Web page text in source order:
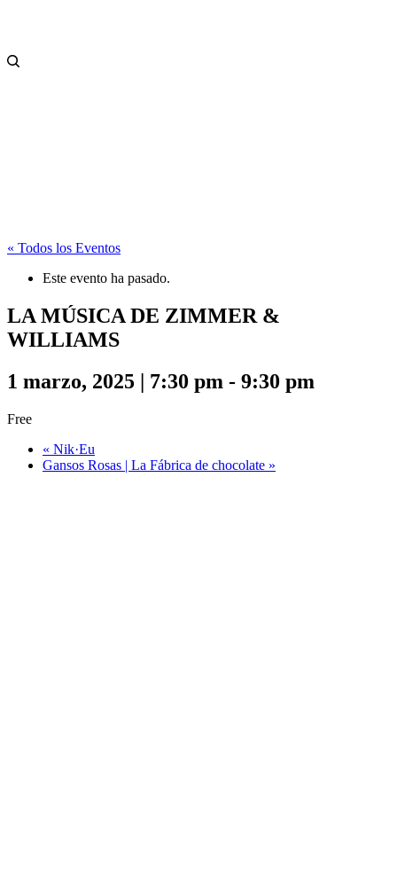
« Todos los Eventos
Este evento ha pasado.
LA MÚSICA DE ZIMMER &
WILLIAMS
1 marzo, 2025 | 7:30 pm - 9:30 pm
Free
« Nik·Eu
Gansos Rosas | La Fábrica de chocolate »